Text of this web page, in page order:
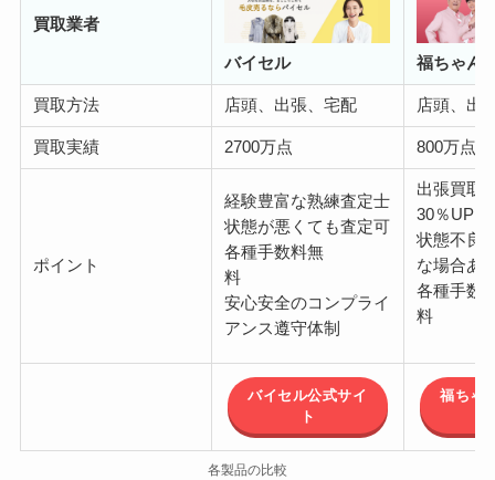
買取業者
バイセル 福ちゃん
買取方法 店頭、出張、宅配 店頭、出
買取実績 2700万点 800万点
ポイント
経験豊富な熟練査定士
状態が悪くても査定可
各種手数料無
料
安心安全のコンプライ
アンス遵守体制
出張買取
30％UP
状態不良
な場合あ
各種手数
バイセル公式サイ
ト
福ちゃ
各製品の比較